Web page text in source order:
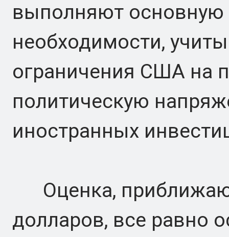
выполняют основную
необходимости,
ограничения США на
политическую
иностранных
Оценка,
долларов, все равно